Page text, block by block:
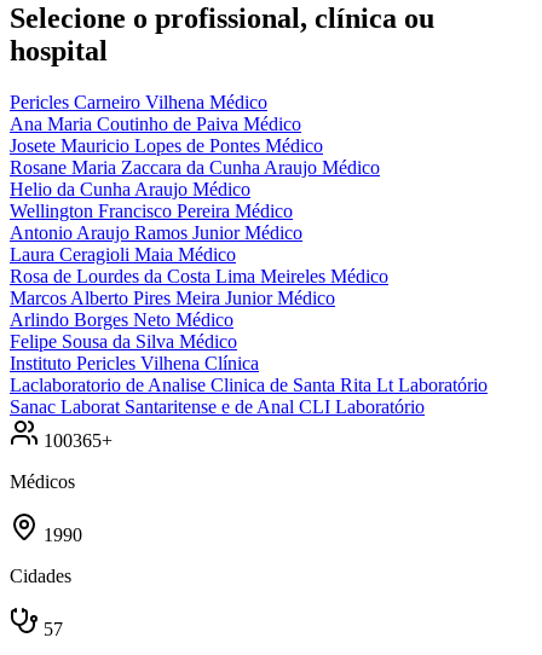
Selecione o profissional, clínica ou
hospital
Pericles Carneiro Vilhena Médico
Ana Maria Coutinho de Paiva Médico
Josete Mauricio Lopes de Pontes Médico
Rosane Maria Zaccara da Cunha Araujo Médico
Helio da Cunha Araujo Médico
Wellington Francisco Pereira Médico
Antonio Araujo Ramos JuniorMédico
Laura Ceragioli Maia Médico
Rosa de Lourdes da Costa Lima Meireles Médico
Marcos Alberto Pires Meira JuniorMédico
Arlindo Borges Neto Médico
Felipe Sousa da Silva Médico
Instituto Pericles Vilhena Clínica
Laclaboratorio de Analise Clinica de Santa Rita Lt Laboratório
Sanac Laborat Santaritense e de Anal CLI Laboratório
100365+
Médicos
1990
Cidades
57